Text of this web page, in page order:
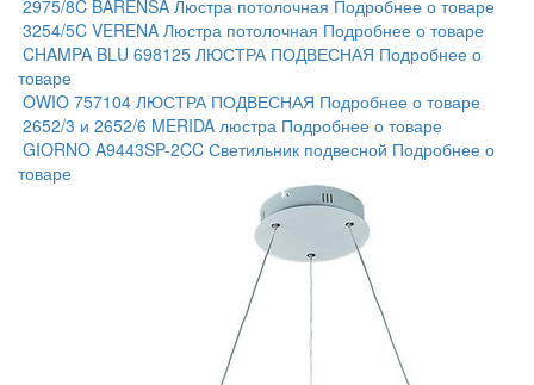
2975/8C BARENSA Люстра потолочная Подробнее о товаре
3254/5C VERENA Люстра потолочная Подробнее о товаре
CHAMPA BLU 698125 ЛЮСТРА ПОДВЕСНАЯ Подробнее о
товаре
OWIO 757104 ЛЮСТРА ПОДВЕСНАЯ Подробнее о товаре
2652/3 и 2652/6 MERIDA люстра Подробнее о товаре
GIORNO A9443SP-2CC Светильник подвесной Подробнее о
товаре